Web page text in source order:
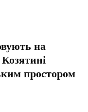
на
простором